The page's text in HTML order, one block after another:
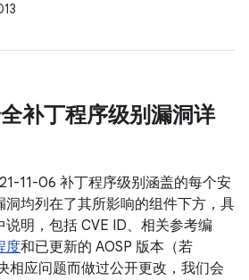
补丁程序级别漏洞详
11-06 补丁程序级别涵盖的每个安
洞均列在了其所影响的组件下方，具
明，包括 CVE ID、相关参考编
度和已更新的 AOSP 版本（若
相应问题而做过公开更改，我们会